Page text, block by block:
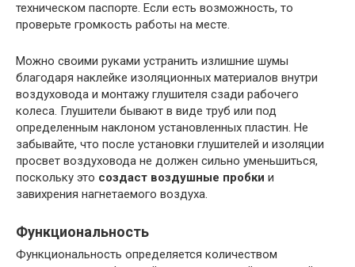
техническом паспорте. Если есть возможность, то
проверьте громкость работы на месте.
Можно своими руками устранить излишние шумы
благодаря наклейке изоляционных материалов внутри
воздуховода и монтажу глушителя сзади рабочего
колеса. Глушители бывают в виде труб или под
определенным наклоном установленных пластин. Не
забывайте, что после установки глушителей и изоляции
просвет воздуховода не должен сильно уменьшиться,
поскольку это создаст воздушные пробки и
завихрения нагнетаемого воздуха.
Функциональность
Функциональность определяется количеством